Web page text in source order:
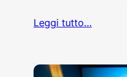
Leggi tutto…